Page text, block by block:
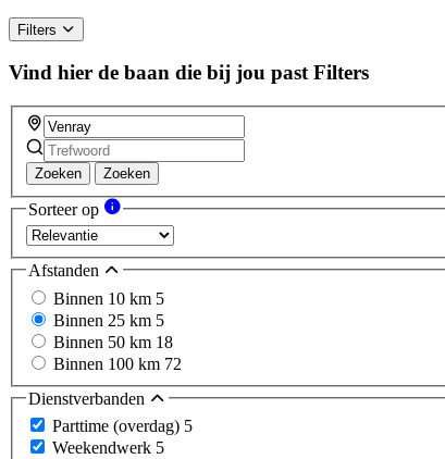
Filters
Vind hier de baan die bij jou past Filters
Zoeken Zoeken
Sorteer op
Afstanden
Binnen 10 km 5
Binnen 25 km 5
Binnen 50 km 18
Binnen 100 km 72
Dienstverbanden
Parttime (overdag) 5
Weekendwerk 5